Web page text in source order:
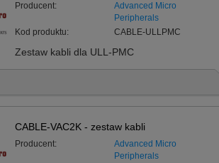
Producent:
Advanced Micro
Peripherals
Kod produktu:
CABLE-ULLPMC
Zestaw kabli dla ULL-PMC
CABLE-VAC2K - zestaw kabli
Producent:
Advanced Micro
Peripherals